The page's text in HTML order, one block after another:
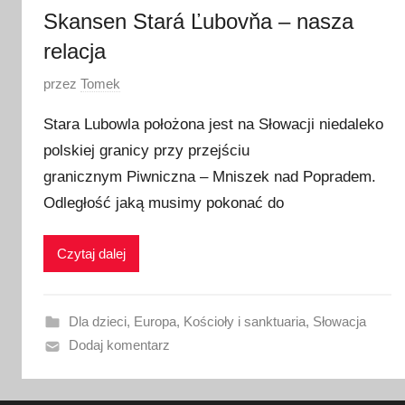
Skansen Stará Ľubovňa – nasza
relacja
O
u
b
l
i
w
n
o
przez Tomek
Stara Lubowla położona jest na Słowacji niedaleko
polskiej granicy przy przejściu
granicznym Piwniczna – Mniszek nad Popradem.
Odległość jaką musimy pokonać do
Czytaj dalej
Dla dzieci, Europa, Kościoły i sanktuaria, Słowacja
Dodaj komentarz